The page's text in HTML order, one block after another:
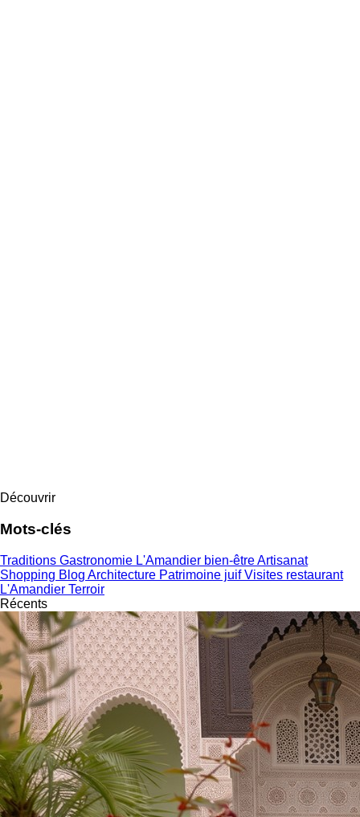
Découvrir
Mots-clés
Traditions Gastronomie L'Amandier bien-êtreArtisanat
Shopping Blog Architecture Patrimoine juifVisites restaurant
L'Amandier Terroir
Récents